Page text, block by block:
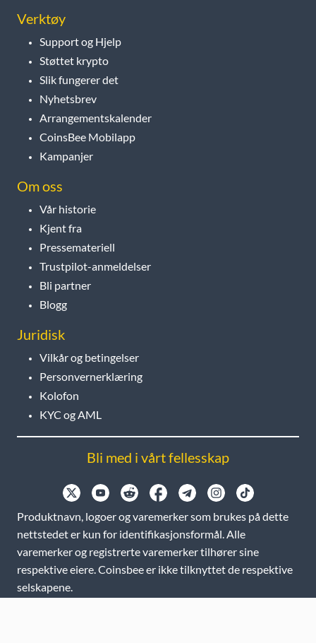
Verktøy
Support og Hjelp
Støttet krypto
Slik fungerer det
Nyhetsbrev
Arrangementskalender
CoinsBee Mobilapp
Kampanjer
Om oss
Vår historie
Kjent fra
Pressemateriell
Trustpilot-anmeldelser
Bli partner
Blogg
Juridisk
Vilkår og betingelser
Personvernerklæring
Kolofon
KYC og AML
Bli med i vårt fellesskap
Produktnavn, logoer og varemerker som brukes på dette
nettstedet er kun for identifikasjonsformål. Alle
varemerker og registrerte varemerker tilhører sine
respektive eiere. Coinsbee er ikke tilknyttet de respektive
selskapene.